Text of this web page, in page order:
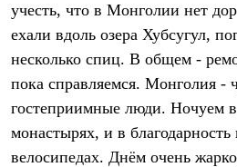
Софтшелл одежда
Куртки
Брюки
Флисовая одежда
Куртки
Брюки
Термобелье
Теплое термобелье
учесть, что в Монголии нет
ехали вдоль озера Хубсугул,
несколько спиц. В общем -
пока справляемся. Монголия -
гостеприимные люди. Ночуем
монастырях, и в благодарность
велосипедах. Днём очень